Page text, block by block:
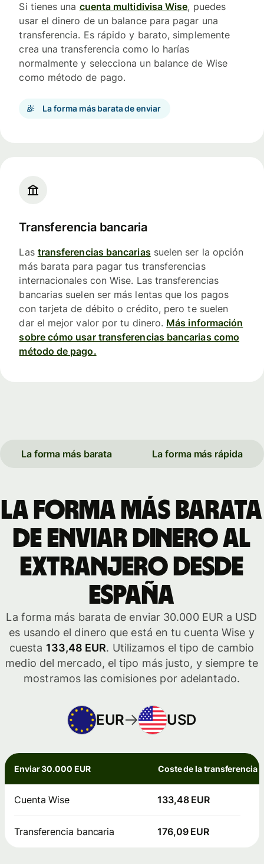
Si tienes una cuenta multidivisa Wise, puedes
usar el dinero de un balance para pagar una
transferencia. Es rápido y barato, simplemente
crea una transferencia como lo harías
normalmente y selecciona un balance de Wise
como método de pago.
La forma más barata de enviar
Transferencia bancaria
Las transferencias bancariassuelen ser la opción
más barata para pagar tus transferencias
internacionales con Wise. Las transferencias
bancarias suelen ser más lentas que los pagos
con tarjeta de débito o crédito, pero te suelen
dar el mejor valor por tu dinero. Más información
sobre cómo usar transferencias bancarias como
método de pago.
La forma más barata La forma más rápida
La forma más barata
de enviar dinero al
extranjero desde
España
La forma más barata de enviar 30.000 EUR a USD
es usando el dinero que está en tu cuenta Wise y
cuesta 133,48 EUR. Utilizamos el tipo de cambio
medio del mercado, el tipo más justo, y siempre te
mostramos las comisiones por adelantado.
EUR USD
Enviar 30.000 EUR Coste de la transferencia
Cuenta Wise 133,48 EUR
Transferencia bancaria 176,09 EUR